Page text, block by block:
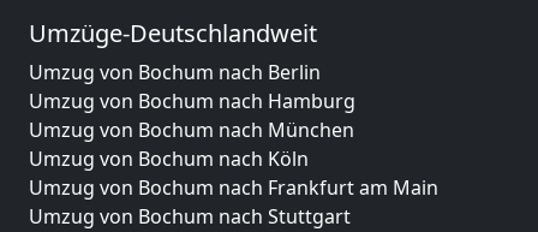
Umzüge-Deutschlandweit
Umzug von Bochum nach Berlin
Umzug von Bochum nach Hamburg
Umzug von Bochum nach München
Umzug von Bochum nach Köln
Umzug von Bochum nach Frankfurt am Main
Umzug von Bochum nach Stuttgart